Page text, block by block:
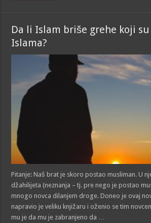
Da li Islam briše grehe koji
Islama?
Pitanje: Naš brat je skoro postao musliman. U
džahilijeta (neznanja – tj. pre nego je postao
mnogo novca dilanjem droge. Doneo je ovaj
napravio je veliku knjižaru i oženio se tim
mu je da mu je zabranjeno da …